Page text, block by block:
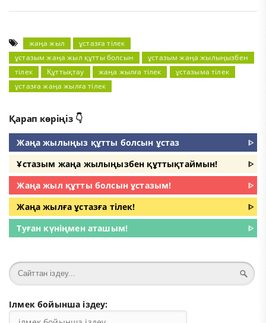
жаңа жыл
ұстазға тілек
ұстазым жаңа жыл құтты болсын
ұстазым жаңа жылыңызбен
тілек
Құттықтау жаңа жылға тілек
ұстазыма тілек
ұстазға жаңа жылға тілек
Қарап көріңіз 👇
Жаңа жылыңыз құтты болсын ұстаз
ᐈ
Ұстазым жаңа жылыңызбен құттықтаймын!
ᐈ
Жаңа жыл құтты болсын ұстазым!
ᐈ
Жаңа жылға ұстазға тілек!
ᐈ
Туған күніңмен аташым!
ᐈ
Ілмек бойынша іздеу: